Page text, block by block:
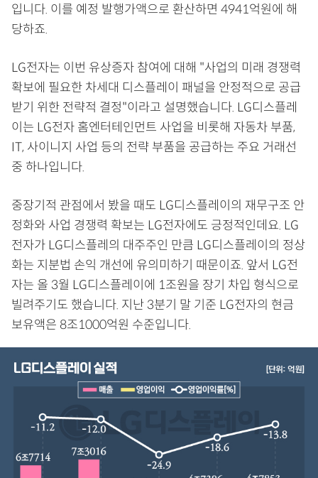
입니다. 이를 예정 발행가액으로 환산하면 4941억원에 해
당하죠.
LG전자는 이번 유상증자 참여에 대해 "사업의 미래 경쟁력
확보에 필요한 차세대 디스플레이 패널을 안정적으로 공급
받기 위한 전략적 결정"이라고 설명했습니다. LG디스플레
이는 LG전자 홈엔터테인먼트 사업을 비롯해 자동차 부품,
IT, 사이니지 사업 등의 전략 부품을 공급하는 주요 거래선
중 하나입니다.
중장기적 관점에서 봤을 때도 LG디스플레이의 재무구조 안
정화와 사업 경쟁력 확보는 LG전자에도 긍정적인데요. LG
전자가 LG디스플레의 대주주인 만큼 LG디스플레이의 정상
화는 지분법 손익 개선에 유의미하기 때문이죠. 앞서 LG전
자는 올 3월 LG디스플레이에 1조원을 장기 차입 형식으로
빌려주기도 했습니다. 지난 3분기 말 기준 LG전자의 현금
보유액은 8조1000억원 수준입니다.